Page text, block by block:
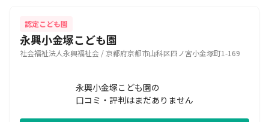
認定こども園
永興小金塚こども園
社会福祉法人永興福祉会 / 京都府京都市山科区四ノ宮小金塚町1-169
永興小金塚こども園の
口コミ・評判はまだありません